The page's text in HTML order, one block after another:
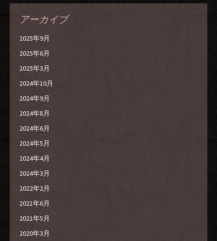
アーカイブ
2025年9月
2025年6月
2025年3月
2024年10月
2024年9月
2024年8月
2024年6月
2024年5月
2024年4月
2024年3月
2022年2月
2021年6月
2021年5月
2020年3月